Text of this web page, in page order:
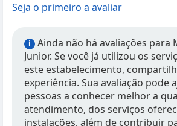
Seja o primeiro a avaliar
i
Ainda não há avaliações para
Junior. Se você já utilizou os
este estabelecimento,
experiência. Sua avaliação pode
pessoas a conhecer melhor a
atendimento, dos serviços
instalações, além de contribuir